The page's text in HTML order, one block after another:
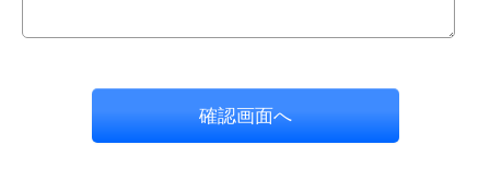
確認画面へ